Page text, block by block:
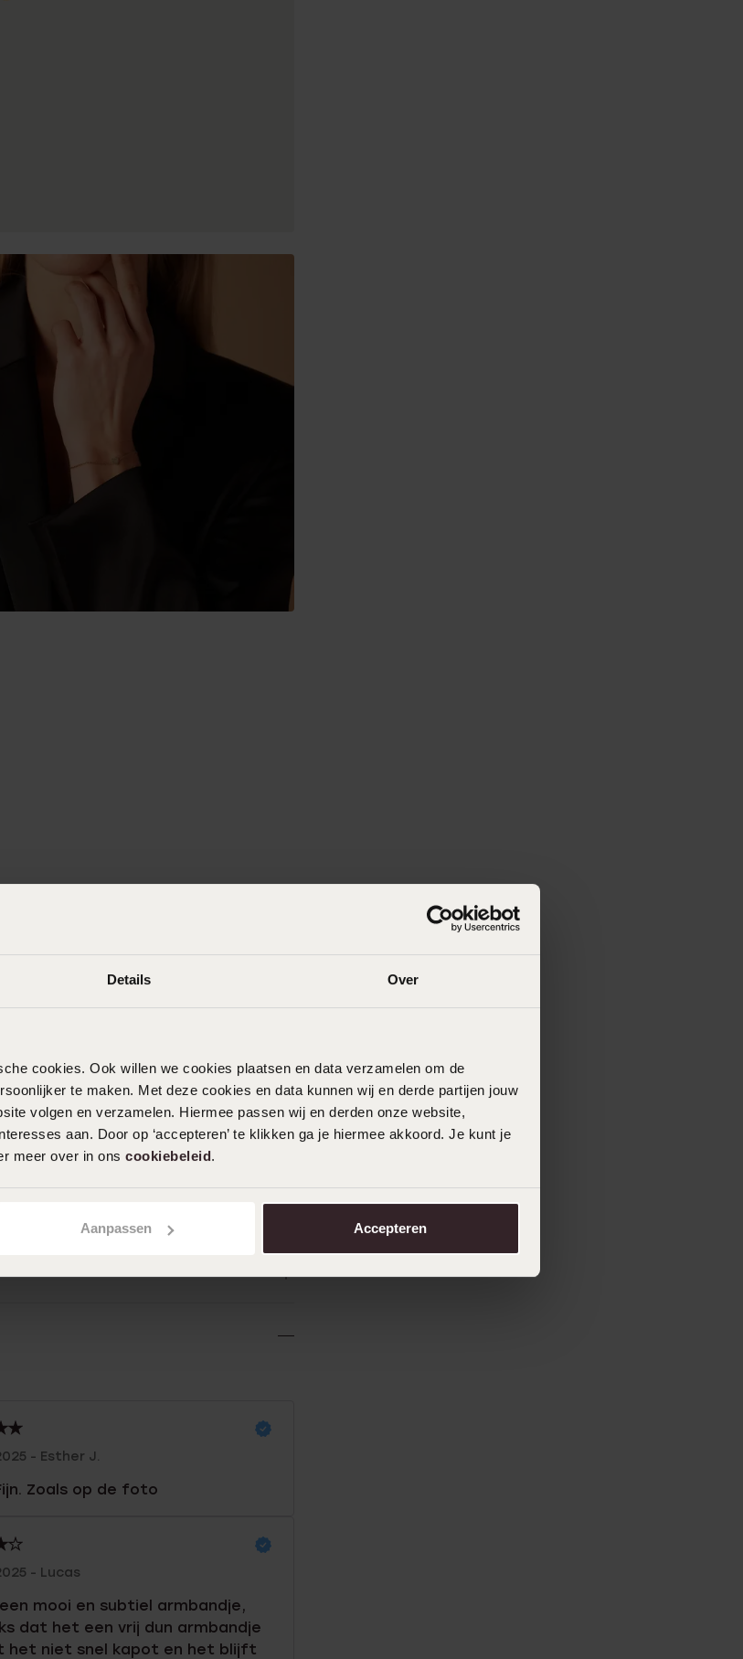
Details Over
cookies. Ook willen we cookies plaatsen en data verzamelen om de
te maken. Met deze cookies en data kunnen wij en derde partijen jouw
volgen en verzamelen. Hiermee passen wij en derden onze website,
aan. Door op ‘accepteren’ te klikken ga je hiermee akkoord. Je kunt je
meer over in ons cookiebeleid.
Aanpassen Accepteren
- Esther J.
Zoals op de foto
- Lucas
mooi en subtiel armbandje,
dat het een vrij dun armbandje
het niet snel kapot en het blijft